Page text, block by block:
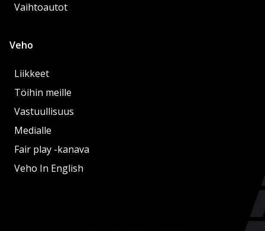
Vaihtoautot
Veho
Liikkeet
Töihin meille
Vastuullisuus
Medialle
Fair play -kanava
Veho In English